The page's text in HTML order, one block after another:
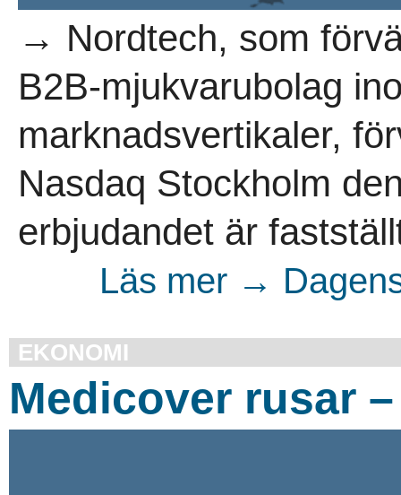
→ Nordtech, som
B2B-mjukvarubolag
marknadsvertikaler,
Nasdaq Stockholm
erbjudandet är
Läs mer →
EKONOMI
Medicover rusar